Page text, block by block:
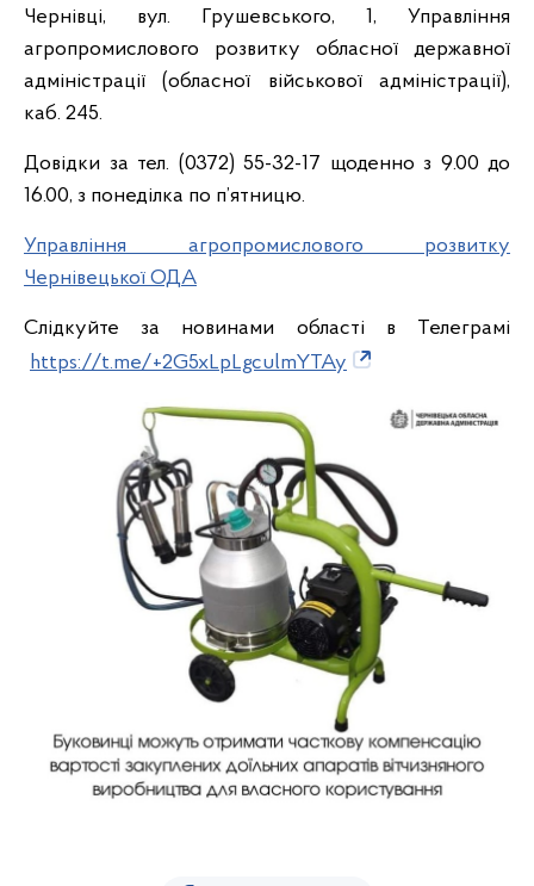
Чернівці, вул. Грушевського, 1, Управління
агропромислового розвитку обласної державної
адміністрації (обласної військової адміністрації),
каб. 245.
Довідки за тел. (0372) 55-32-17 щоденно з 9.00 до
16.00, з понеділка по п’ятницю.
Управління агропромислового розвитку
Чернівецької ОДА
Слідкуйте за новинами області в Телеграмі
https://t.me/+2G5xLpLgculmYTAy